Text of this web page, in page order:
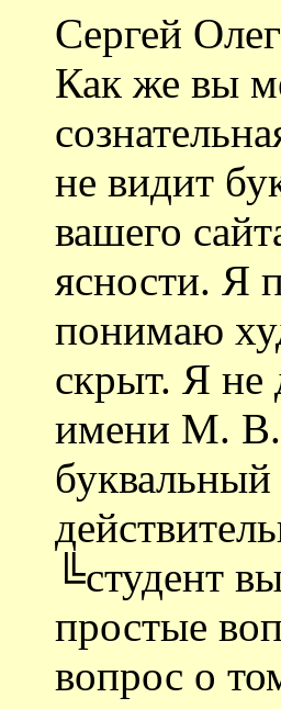
Сергей
Как же вы
не видит
вашего
ясности. Я
понимаю
скрыт. Я
имени М. В.
╚студент
простые
вопрос о